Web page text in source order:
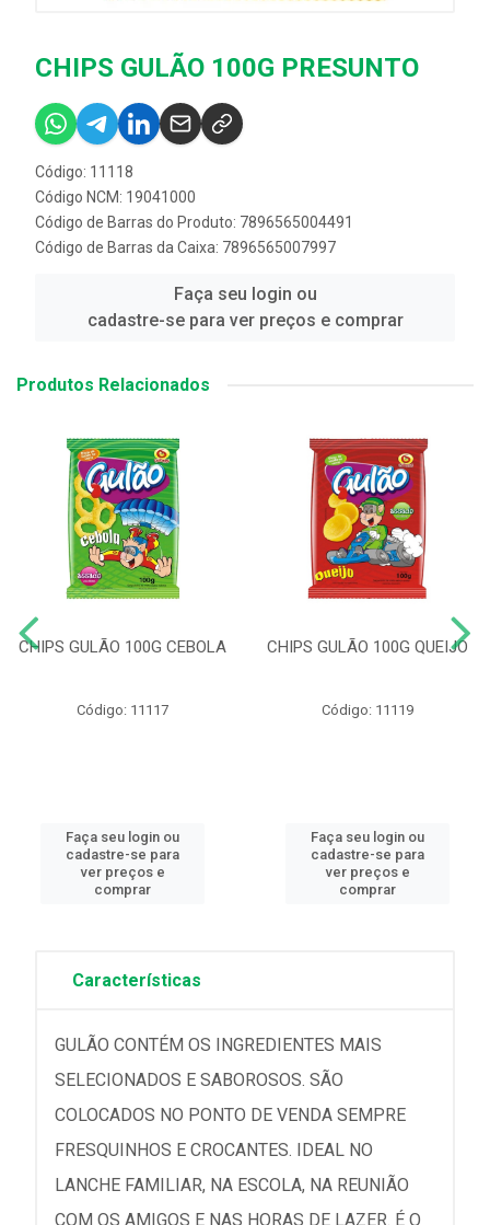
CHIPS GULÃO 100G PRESUNTO
Código: 11118
Código NCM: 19041000
Código de Barras do Produto: 7896565004491
Código de Barras da Caixa: 7896565007997
Faça seu login ou
cadastre-se para ver preços e comprar
Produtos Relacionados
CHIPS GULÃO 100G CEBOLA
Código: 11117
Faça seu login ou
cadastre-se para
ver preços e
comprar
CHIPS GULÃO 100G QUEIJO
Código: 11119
Faça seu login ou
cadastre-se para
ver preços e
comprar
Características
GULÃO CONTÉM OS INGREDIENTES MAIS
SELECIONADOS E SABOROSOS. SÃO
COLOCADOS NO PONTO DE VENDA SEMPRE
FRESQUINHOS E CROCANTES. IDEAL NO
LANCHE FAMILIAR, NA ESCOLA, NA REUNIÃO
COM OS AMIGOS E NAS HORAS DE LAZER. É O